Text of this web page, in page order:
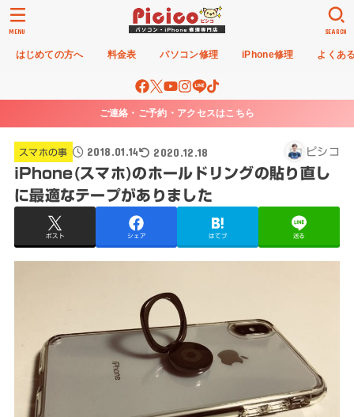
はじめての方へ 料金表 パソコン修理 iPhone修理 よくあ
SEARCH
MENU
ご連絡・ご予約・アクセスはこちら
スマホの事 2018.01.14 2020.12.18 ピシコ
iPhone(スマホ)のホールドリングの貼り直し
に最適なテープがありました
ポスト シェア はてブ 送る